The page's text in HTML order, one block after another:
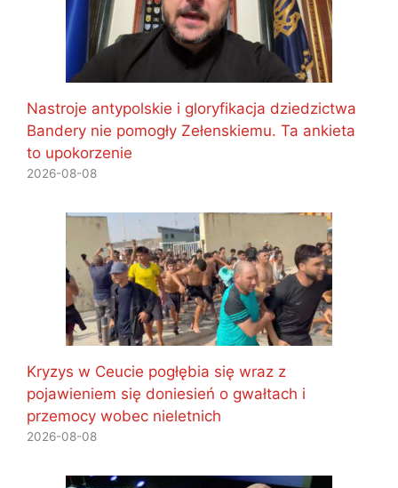
Nastroje antypolskie i gloryfikacja dziedzictwa
Bandery nie pomogły Zełenskiemu. Ta ankieta
to upokorzenie
2026-08-08
Kryzys w Ceucie pogłębia się wraz z
pojawieniem się doniesień o gwałtach i
przemocy wobec nieletnich
2026-08-08